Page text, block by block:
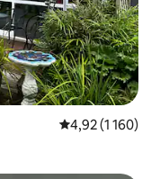
Note moyenne
4,92 (1 160)